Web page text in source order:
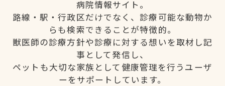
病院情報サイト。
路線・駅・行政区だけでなく、診療可能な動物か
らも検索できることが特徴的。
獣医師の診療方針や診療に対する想いを取材し記
事として発信し、
ペットも大切な家族として健康管理を行うユーザ
ーをサポートしています。